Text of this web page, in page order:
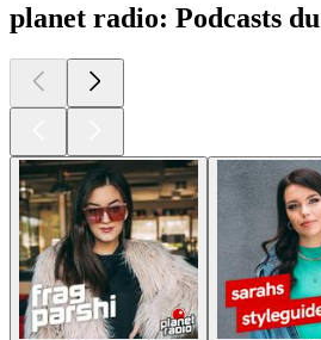
planet radio: Podcasts